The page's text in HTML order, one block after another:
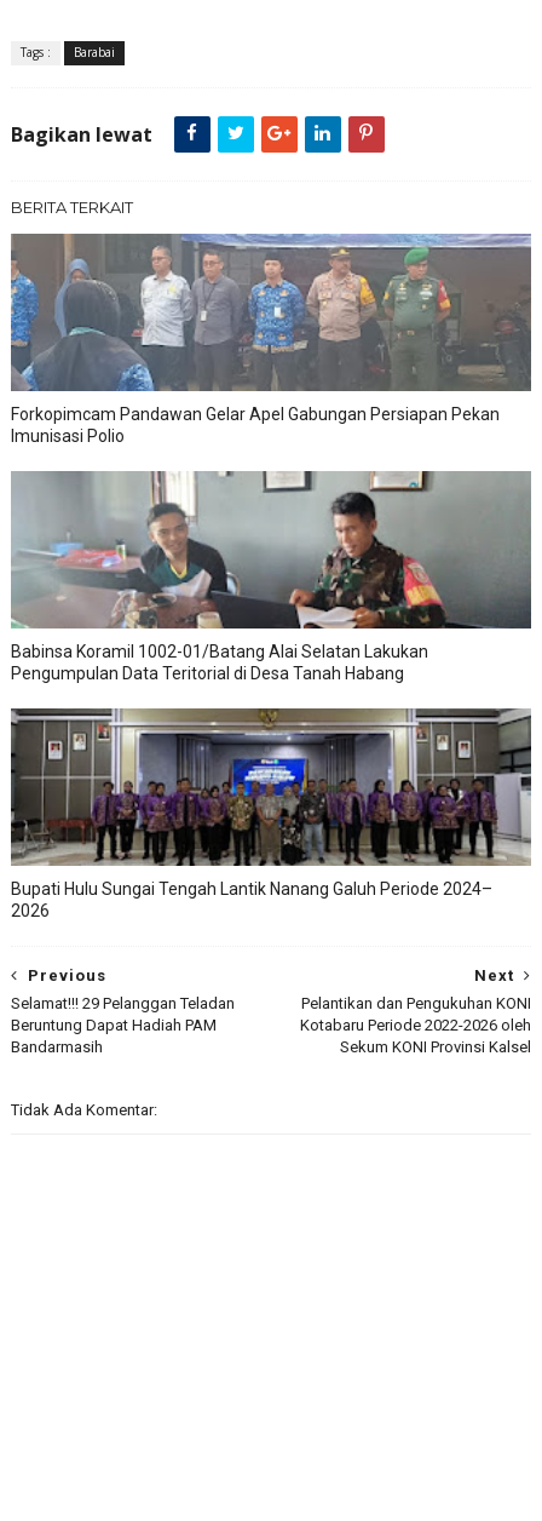
Tags : Barabai
Bagikan lewat
BERITA TERKAIT
Forkopimcam Pandawan Gelar Apel Gabungan Persiapan Pekan
Imunisasi Polio
Babinsa Koramil 1002-01/Batang Alai Selatan Lakukan
Pengumpulan Data Teritorial di Desa Tanah Habang
Bupati Hulu Sungai Tengah Lantik Nanang Galuh Periode 2024–
2026
Next
Pelantikan dan Pengukuhan KONI
Kotabaru Periode 2022-2026 oleh
Sekum KONI Provinsi Kalsel
Previous
Selamat!!! 29 Pelanggan Teladan
Beruntung Dapat Hadiah PAM
Bandarmasih
Tidak Ada Komentar: